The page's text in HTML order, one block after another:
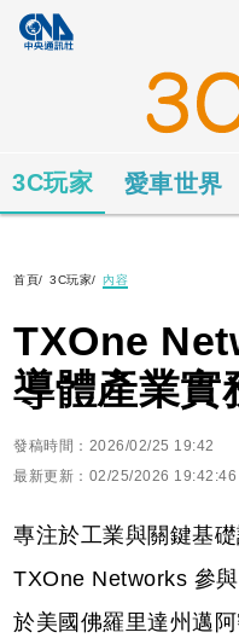
3C玩家 愛車世界
首頁/ 3C玩家/ 內容
TXOne
導體產業實
發稿時間：2026/02/25 19:42
最新更新：02/25/2026 19:42:46
專注於工業與關鍵基
TXOne Networks 參
於美國佛羅里達州邁